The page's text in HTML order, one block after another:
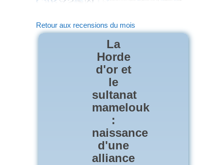
Retour aux recensions du mois
La
Horde
d'or et
le
sultanat
mamelouk
:
naissance
d'une
alliance